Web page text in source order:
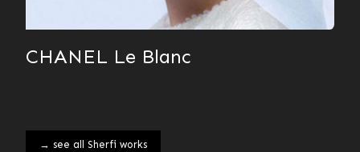
CHANEL Le Blanc
→ see all Sherfi works